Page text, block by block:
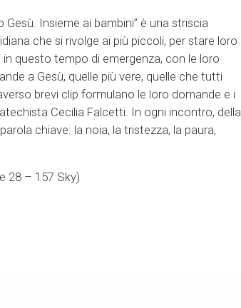
Gesù. Insieme ai bambini” è una striscia
che si rivolge ai più piccoli, per stare loro
in questo tempo di emergenza, con le loro
a Gesù, quelle più vere, quelle che tutti
brevi clip formulano le loro domande e i
Cecilia Falcetti. In ogni incontro, della
chiave: la noia, la tristezza, la paura,
28 – 157 Sky)